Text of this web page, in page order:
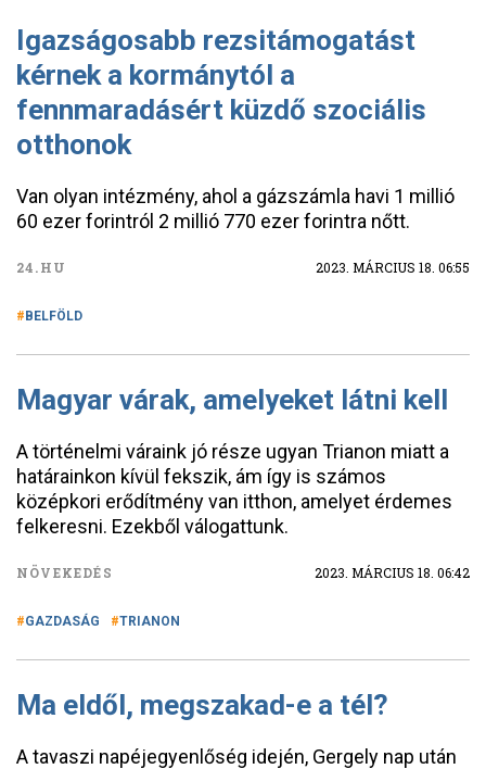
Igazságosabb rezsitámogatást
kérnek a kormánytól a
fennmaradásért küzdő szociális
otthonok
Van olyan intézmény, ahol a gázszámla havi 1 millió
60 ezer forintról 2 millió 770 ezer forintra nőtt.
24.HU 2023. MÁRCIUS 18. 06:55
BELFÖLD
Magyar várak, amelyeket látni kell
A történelmi váraink jó része ugyan Trianon miatt a
határainkon kívül fekszik, ám így is számos
középkori erődítmény van itthon, amelyet érdemes
felkeresni. Ezekből válogattunk.
NÖVEKEDÉS 2023. MÁRCIUS 18. 06:42
GAZDASÁG TRIANON
Ma eldől, megszakad-e a tél?
A tavaszi napéjegyenlőség idején, Gergely nap után